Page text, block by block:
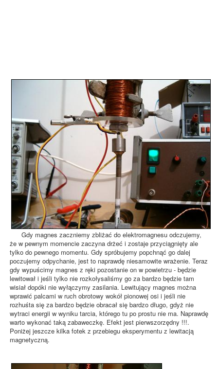
Gdy magnes zaczniemy zbliżać do elektromagnesu odczujemy,
że w pewnym momencie zaczyna drżeć i zostaje przyciągnięty ale
tylko do pewnego momentu. Gdy spróbujemy popchnąć go dalej
poczujemy odpychanie, jest to naprawdę niesamowite wrażenie. Teraz
gdy wypuścimy magnes z ręki pozostanie on w powietrzu - będzie
lewitował i jeśli tylko nie rozkołysaliśmy go za bardzo będzie tam
wisiał dopóki nie wyłączymy zasilania. Lewitujący magnes można
wprawić palcami w ruch obrotowy wokół pionowej osi i jeśli nie
rozhuśta się za bardzo będzie obracał się bardzo długo, gdyż nie
wytraci energii w wyniku tarcia, którego tu po prostu nie ma. Naprawdę
warto wykonać taką zabaweczkę. Efekt jest pierwszorzędny !!!.
Poniżej jeszcze kilka fotek z przebiegu eksperymentu z lewitacją
magnetyczną.